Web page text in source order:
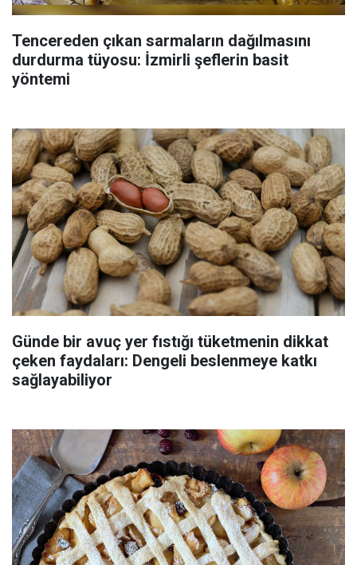
Tencereden çıkan sarmaların dağılmasını
durdurma tüyosu: İzmirli şeflerin basit
yöntemi
Günde bir avuç yer fıstığı tüketmenin dikkat
çeken faydaları: Dengeli beslenmeye katkı
sağlayabiliyor